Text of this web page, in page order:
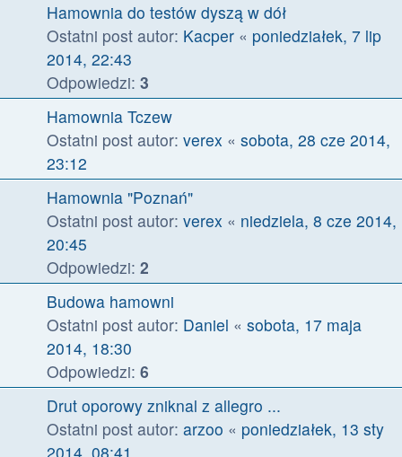
Hamownia do testów dyszą w dół
Ostatni post autor: Kacper « poniedziałek, 7 lip
2014, 22:43
Odpowiedzi: 3
Hamownia Tczew
Ostatni post autor: verex « sobota, 28 cze 2014,
23:12
Hamownia "Poznań"
Ostatni post autor: verex « niedziela, 8 cze 2014,
20:45
Odpowiedzi: 2
Budowa hamowni
Ostatni post autor: Daniel « sobota, 17 maja
2014, 18:30
Odpowiedzi: 6
Drut oporowy zniknal z allegro ...
Ostatni post autor: arzoo « poniedziałek, 13 sty
2014, 08:41